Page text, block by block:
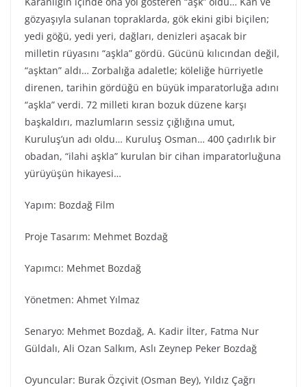
gözyaşıyla sulanan topraklarda, gök ekini gibi biçilen;
yedi göğü, yedi yeri, dağları, denizleri aşacak bir
milletin rüyasını “aşkla” gördü. Gücünü kılıcından değil,
“aşktan” aldı… Zorbalığa adaletle; köleliğe hürriyetle
direnen, tarihin gördüğü en büyük imparatorluğa adını
“aşkla” verdi. 72 milleti kıran bozuk düzene karşı
başkaldırı, mazlumların sessiz çığlığına umut,
Kuruluş’un adı oldu… Kuruluş Osman… 400 çadırlık bir
obadan, “ilahi aşkla” kurulan bir cihan imparatorluğuna
yürüyüşün hikayesi…
Yapım: Bozdağ Fi̇lm
Proje Tasarım: Mehmet Bozdağ
Yapımcı: Mehmet Bozdağ
Yönetmen: Ahmet Yılmaz
Senaryo: Mehmet Bozdağ, A. Kadir İlter, Fatma Nur
Güldalı, Ali Ozan Salkım, Aslı Zeynep Peker Bozdağ
Oyuncular: Burak Özçivit (Osman Bey), Yıldız Çağrı